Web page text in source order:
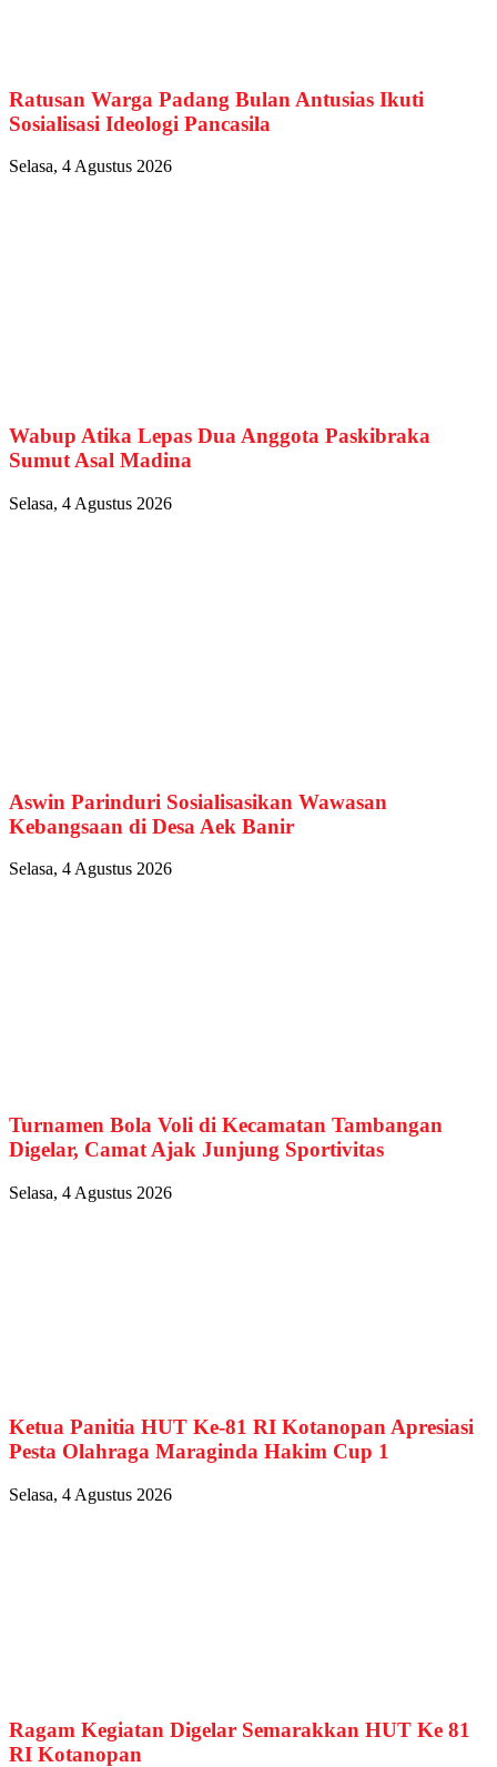
Ratusan Warga Padang Bulan Antusias Ikuti
Sosialisasi Ideologi Pancasila
Selasa, 4 Agustus 2026
Wabup Atika Lepas Dua Anggota Paskibraka
Sumut Asal Madina
Selasa, 4 Agustus 2026
Aswin Parinduri Sosialisasikan Wawasan
Kebangsaan di Desa Aek Banir
Selasa, 4 Agustus 2026
Turnamen Bola Voli di Kecamatan Tambangan
Digelar, Camat Ajak Junjung Sportivitas
Selasa, 4 Agustus 2026
Ketua Panitia HUT Ke-81 RI Kotanopan Apresiasi
Pesta Olahraga Maraginda Hakim Cup 1
Selasa, 4 Agustus 2026
Ragam Kegiatan Digelar Semarakkan HUT Ke 81
RI Kotanopan